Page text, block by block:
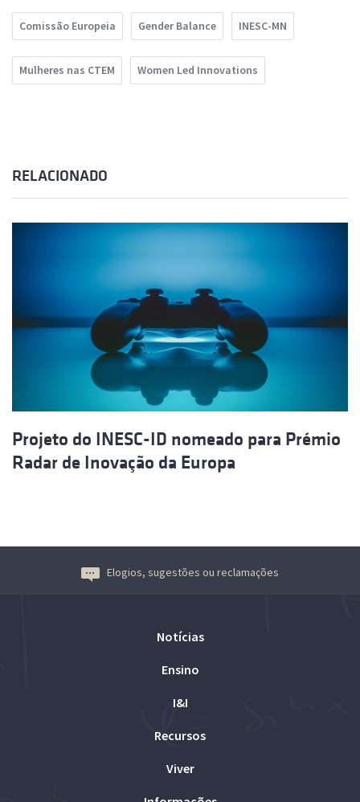
Comissão Europeia Gender Balance INESC-MN
Mulheres nas CTEM Women Led Innovations
RELACIONADO
Projeto do INESC-ID nomeado para Prémio
Radar de Inovação da Europa
Elogios, sugestões ou reclamações
Notícias
Ensino
I&I
Recursos
Viver